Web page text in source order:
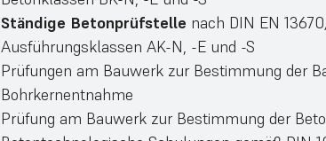
Ständige Betonprüfstelle nach DIN EN
Ausführungsklassen AK-N, -E und -S
Prüfungen am Bauwerk zur Bestimmung der
Bohrkernentnahme
Prüfung am Bauwerk zur Bestimmung der